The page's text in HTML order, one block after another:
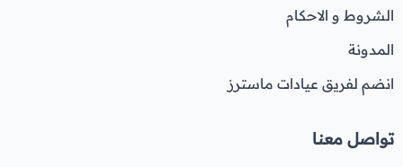
الشروط و الاحكام
المدونة
انضم لفريق عيادات ماسترز
تواصل معنا